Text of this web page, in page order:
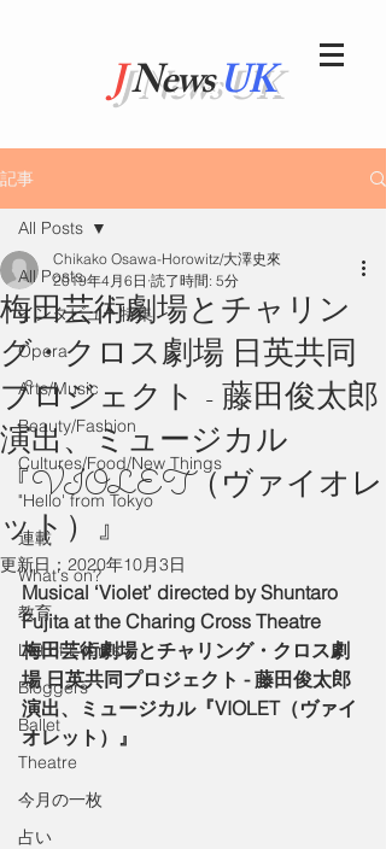
JNewsUK
記事
All Posts
インタビュー特集
Opera
Arts/Music
Beauty/Fashion
Cultures/Food/New Things
"Hello' from Tokyo
連載
What's on?
教育
List of Events
Bloggers
Ballet
Theatre
今月の一枚
占い
All Posts
梅田芸術劇場とチャリン
グ・クロス劇場 日英共同
プロジェクト - 藤田俊太郎
演出、ミュージカル
『VIOLET（ヴァイオレ
ット）』
Chikako Osawa-Horowitz/大澤史來
2019年4月6日 読了時間: 5分
更新日： 2020年10月3日
Musical ‘Violet’ directed by Shuntaro
Fujita at the Charing Cross Theatre
梅田芸術劇場とチャリング・クロス劇
場 日英共同プロジェクト - 藤田俊太郎
演出、ミュージカル『VIOLET（ヴァイ
オレット）』